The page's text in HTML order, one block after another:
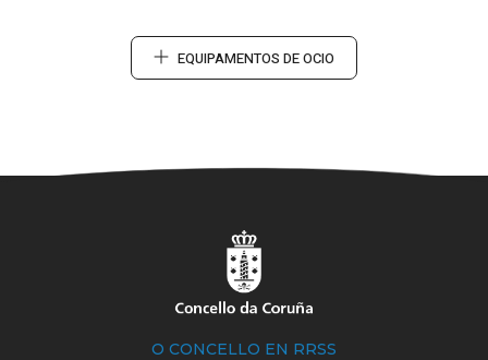
EQUIPAMENTOS DE OCIO
O CONCELLO EN RRSS